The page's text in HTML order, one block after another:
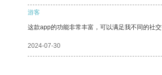
游客
这款app的功能非常丰富，可以满足我不同的社交
2024-07-30